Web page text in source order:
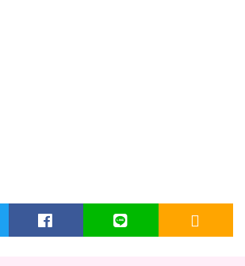
Facebook